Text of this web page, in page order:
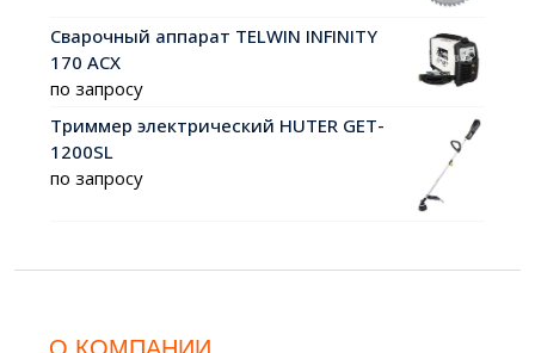
Сварочный аппарат TELWIN INFINITY
170 ACX
по запросу
Триммер электрический HUTER GET-
1200SL
по запросу